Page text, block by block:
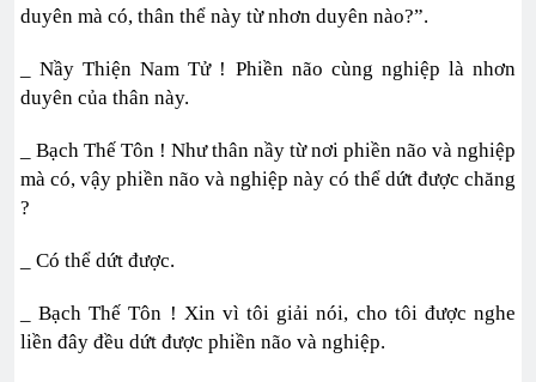
duyên mà có, thân thể này từ nhơn duyên nào?”.
_ Nầy Thiện Nam Tử ! Phiền não cùng nghiệp là nhơn
duyên của thân này.
_ Bạch Thế Tôn ! Như thân nầy từ nơi phiền não và nghiệp
mà có, vậy phiền não và nghiệp này có thể dứt được chăng
?
_ Có thể dứt được.
_ Bạch Thế Tôn ! Xin vì tôi giải nói, cho tôi được nghe
liền đây đều dứt được phiền não và nghiệp.